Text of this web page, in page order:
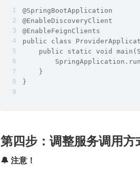
@SpringBootApplication
@EnableDiscoveryClient
@EnableFeignClients
public class
public static void
    }
}
第四步：调整服务调用方
🔔 注意！